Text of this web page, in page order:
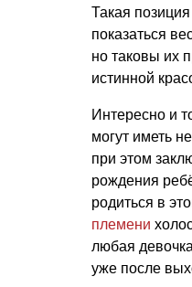
Такая
показаться
но таковы их
истинной
Интересно и
могут иметь
при этом
рождения
родиться в
племени
любая
уже после